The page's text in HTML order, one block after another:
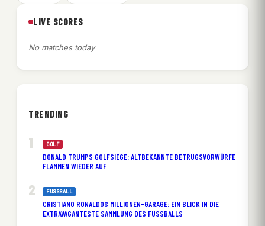
LIVE SCORES
No matches today
TRENDING
GOLF
DONALD TRUMPS GOLFSIEGE: ALTBEKANNTE BETRUGSVORWÜRFE
FLAMMEN WIEDER AUF
FUSSBALL
CRISTIANO RONALDOS MILLIONEN-GARAGE: EIN BLICK IN DIE
EXTRAVAGANTESTE SAMMLUNG DES FUSSBALLS